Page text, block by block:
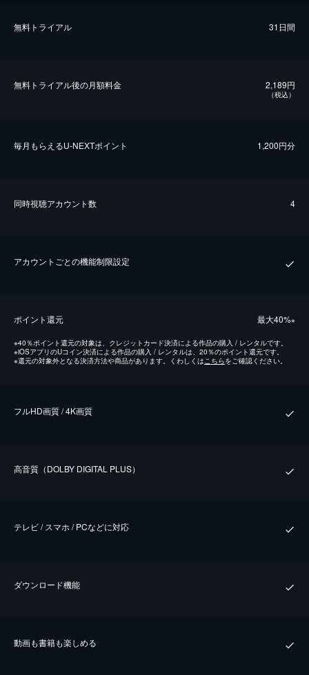
無料トライアル 31日間
無料トライアル後の⽉額料金 2,189円
（税込）
毎⽉もらえるU-NEXTポイント 1,200円分
同時視聴アカウント数 4
アカウントごとの機能制限設定
ポイント還元 最⼤40%※
※40％ポイント還元の対象は、クレジットカード決済による作品の購入 / レンタルです。
※iOSアプリのUコイン決済による作品の購入 / レンタルは、20％のポイント還元です。
※還元の対象外となる決済方法や商品があります。くわしくはこちらをご確認ください。
フルHD画質 / 4K画質
⾼⾳質（DOLBY DIGITAL PLUS）
テレビ / スマホ / PCなどに対応
ダウンロード機能
動画も書籍も楽しめる